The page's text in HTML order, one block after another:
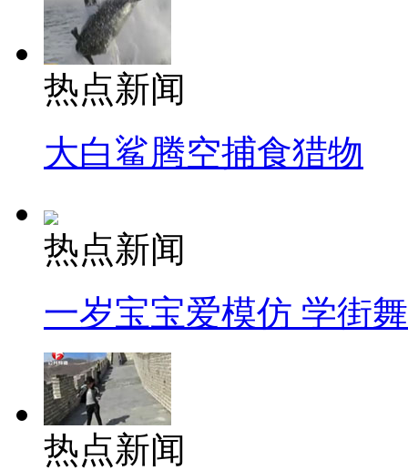
热点新闻
大白鲨腾空捕食猎物
热点新闻
一岁宝宝爱模仿 学街
热点新闻